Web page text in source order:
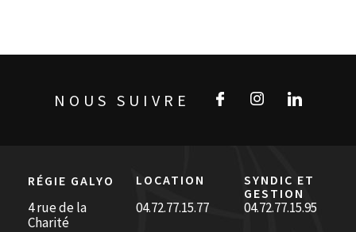
NOUS SUIVRE
RÉGIE GALYO LOCATION
SYNDIC ET
GESTION
4 rue de la
Charité
04.72.77.15.77 04.72.77.15.95